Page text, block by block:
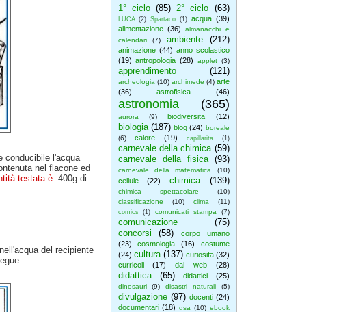
1° ciclo (85) 2° ciclo (63)
LUCA (2) Spartaco (1) acqua (39)
alimentazione (36)
almanacchi e
calendari
(7) ambiente (212)
animazione (44) anno scolastico
(19) antropologia (28) applet (3)
apprendimento (121)
archeologia (10) archimede (4) arte
(36)
astrofisica (46)
astronomia (365)
aurora (9) biodiversita (12)
biologia (187) blog (24) boreale
(6)
calore (19) capillarita (1)
carnevale della chimica (59)
carnevale della fisica
(93)
carnevale della matematica (10)
cellule (22) chimica (139)
chimica spettacolare
(10)
classificazione
(10) clima (11)
comics (1) comunicati stampa (7)
comunicazione
(75)
concorsi
(58)
corpo umano
(23)
cosmologia (16)
costume
(24) cultura (137) curiosita (32)
curricoli
(17) dal web (28)
didattica (65) didattici (25)
dinosauri (9) disastri naturali (5)
divulgazione (97) docenti (24)
documentari (18) dsa (10) ebook
conducibile l'acqua
nel flacone ed
testata è: 400g di
del recipiente